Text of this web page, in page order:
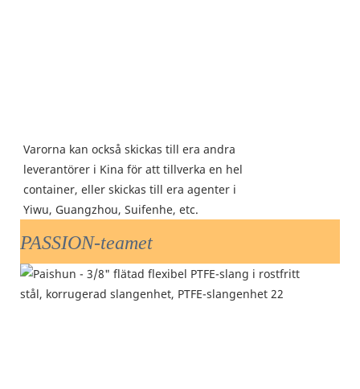
Varorna kan också skickas till era andra
leverantörer i Kina för att tillverka en hel
container, eller skickas till era agenter i
Yiwu, Guangzhou, Suifenhe, etc.
PASSION-teamet